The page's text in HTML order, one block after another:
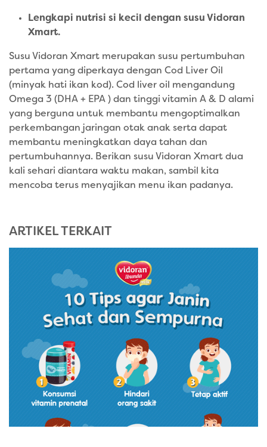
Lengkapi nutrisi si kecil dengan susu Vidoran
Xmart.
Susu Vidoran Xmart merupakan susu pertumbuhan
pertama yang diperkaya dengan Cod Liver Oil
(minyak hati ikan kod). Cod liver oil mengandung
Omega 3 (DHA + EPA ) dan tinggi vitamin A & D alami
yang berguna untuk membantu mengoptimalkan
perkembangan jaringan otak anak serta dapat
membantu meningkatkan daya tahan dan
pertumbuhannya. Berikan susu Vidoran Xmart dua
kali sehari diantara waktu makan, sambil kita
mencoba terus menyajikan menu ikan padanya.
ARTIKEL TERKAIT